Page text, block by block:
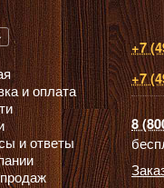
Массивная доска,
и оплата
и ответы
+7
+7
8